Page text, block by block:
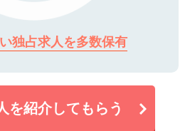
独占求人を多数保有
を紹介してもらう